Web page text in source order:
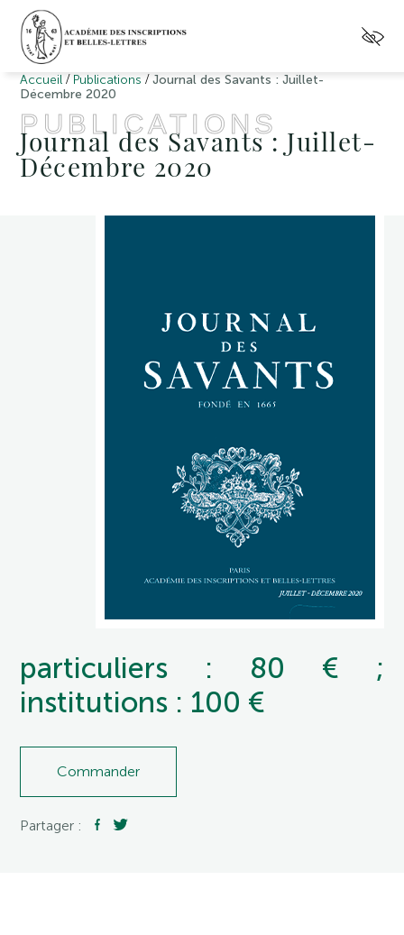
Accueil / Publications /Journal des Savants : Juillet-
Décembre 2020
PUBLICATIONS
Journal des Savants : Juillet-
Décembre 2020
particuliers : 80 € ;
institutions : 100 €
Commander
Partager :